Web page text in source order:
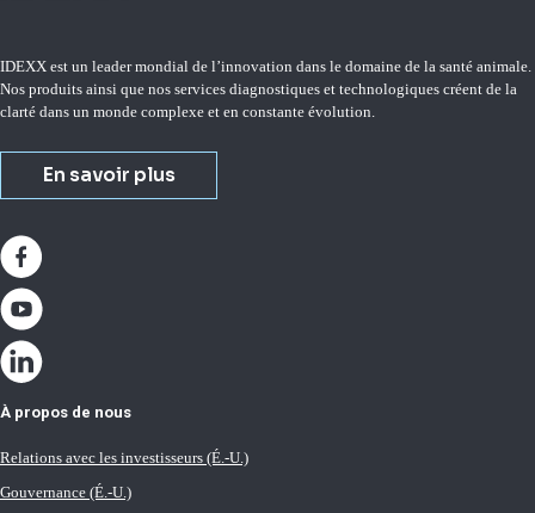
IDEXX est un leader mondial de l’innovation dans le domaine de la santé animale.
Nos produits ainsi que nos services diagnostiques et technologiques créent de la
clarté dans un monde complexe et en constante évolution.
En savoir plus
À propos de nous
Relations avec les investisseurs (É.-U.)
Gouvernance (É.-U.)